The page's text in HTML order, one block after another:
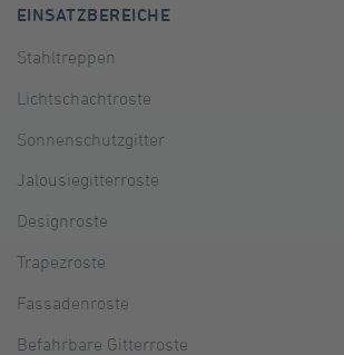
EINSATZBEREICHE
Stahltreppen
Lichtschachtroste
Sonnenschutzgitter
Jalousiegitterroste
Designroste
Trapezroste
Fassadenroste
Befahrbare Gitterroste